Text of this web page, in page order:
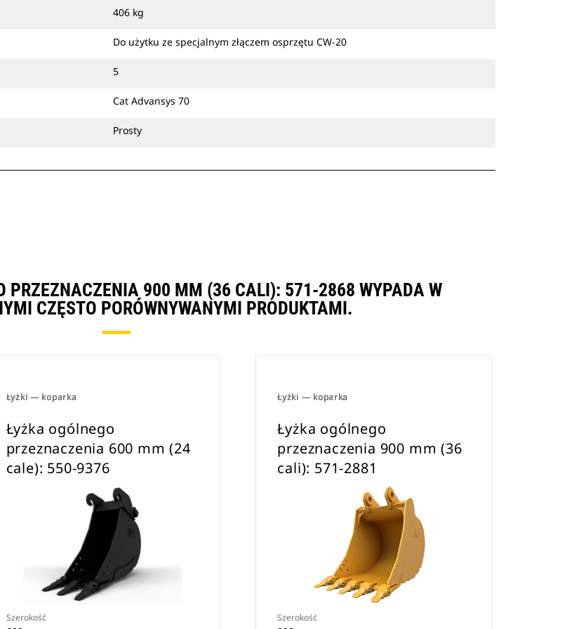
montować sworzniowo
bezpośrednio na maszynie albo za
pomocą złącza z uchwytem
złącza osprzętu CW.
406 kg
Do użytku ze specjalnym złączem osprzętu CW-20
5
Cat Advansys 70
Prosty
PRZEZNACZENIA 900 MM (36 CALI): 571-2868 WYPADA W
CZĘSTO PORÓWNYWANYMI PRODUKTAMI.
Łyżki — koparka
Łyżka ogólnego
przeznaczenia 600 mm (24
cale): 550-9376
Szerokość
Łyżki — koparka
Łyżka ogólnego
przeznaczenia 900 mm (36
cali): 571-2881
Szerokość